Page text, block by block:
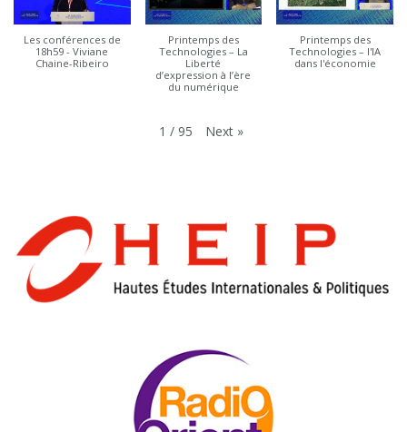
Les conférences de
18h59 - Viviane
Chaine-Ribeiro
Printemps des
Technologies – La
Liberté
d’expression à l’ère
du numérique
Printemps des
Technologies – l'IA
dans l'économie
1 / 95 Next »